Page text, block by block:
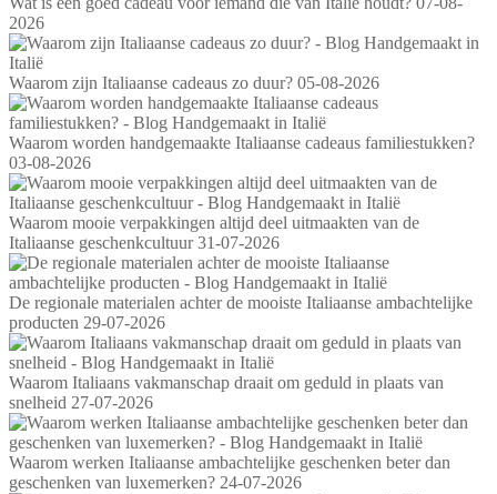
2026
Waarom zijn Italiaanse cadeaus zo duur? 05-08-2026
Waarom worden handgemaakte Italiaanse cadeaus familiestukken?
03-08-2026
Waarom mooie verpakkingen altijd deel uitmaakten van de
Italiaanse geschenkcultuur 31-07-2026
De regionale materialen achter de mooiste Italiaanse ambachtelijke
producten 29-07-2026
Waarom Italiaans vakmanschap draait om geduld in plaats van
snelheid 27-07-2026
Waarom werken Italiaanse ambachtelijke geschenken beter dan
geschenken van luxemerken? 24-07-2026